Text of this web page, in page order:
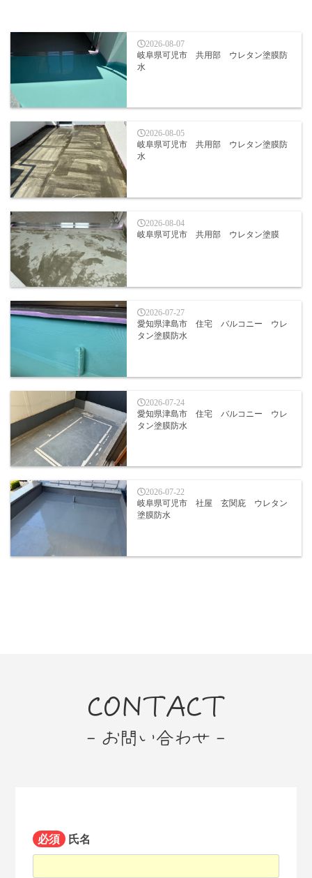
2026-08-07
岐阜県可児市 共用部 ウレタン塗膜防
水
2026-08-05
岐阜県可児市 共用部 ウレタン塗膜防
水
2026-08-04
岐阜県可児市 共用部 ウレタン塗膜
2026-07-27
愛知県津島市 住宅 バルコニー ウレ
タン塗膜防水
2026-07-24
愛知県津島市 住宅 バルコニー ウレ
タン塗膜防水
2026-07-22
岐阜県可児市 社屋 玄関庇 ウレタン
塗膜防水
CONTACT
- お問い合わせ -
必須 氏名